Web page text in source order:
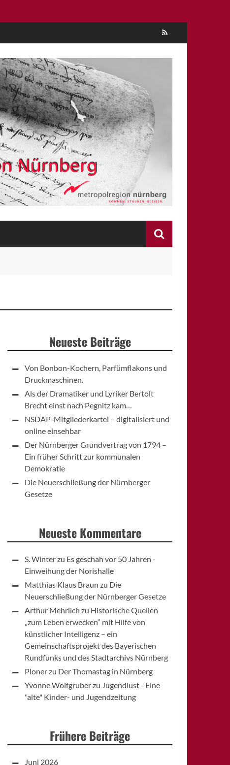
Neueste Beiträge
Von Bonbon-Kochern, Parfümflakons und
Druckmaschinen.
Als der Dramatiker und Lyriker Bertolt
Brecht einst nach Pegnitz kam…
NSDAP-Mitgliederkartei – digitalisiert und
online einsehbar
Der Nürnberger Grundvertrag von 1794 –
Ein früher Schritt zur kommunalen
Demokratie
Die Neuerschließung der Nürnberger
Gesetze
Neueste Kommentare
S. Winterzu Es geschah vor 50 Jahren -
Einweihung der Norishalle
Matthias Klaus Braun zu Die
Neuerschließung der Nürnberger Gesetze
Arthur Mehrlich zu Historische Quellen
„zum Leben erwecken“ mit Hilfe von
künstlicher Intelligenz – ein
Gemeinschaftsprojekt des Bayerischen
Rundfunks und des Stadtarchivs Nürnberg
Plonerzu Der Thomastag in Nürnberg
Yvonne Wolfgruberzu Jugendlust - Eine
"alte" Kinder- und Jugendzeitung
Frühere Beiträge
Juni 2026